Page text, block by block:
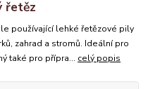
řetěz
používající lehké řetězové pily
zahrad a stromů. Ideální pro
také pro přípra... celý popis